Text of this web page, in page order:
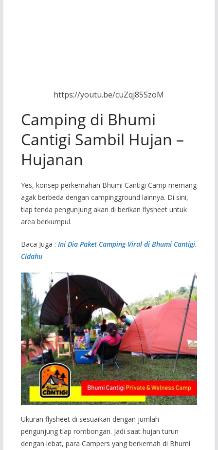
https://youtu.be/cuZqj85SzoM
Camping di Bhumi
Cantigi Sambil Hujan –
Hujanan
Yes, konsep perkemahan Bhumi Cantigi Camp memang
agak berbeda dengan campingground lainnya. Di sini,
tiap tenda pengunjung akan di berikan flysheet untuk
area berkumpul.
Baca Juga : Ini Dia Paket Camping Viral di Bhumi Cantigi.
Cidahu
Ukuran flysheet di sesuaikan dengan jumlah
pengunjung tiap rombongan. Jadi saat hujan turun
dengan lebat, para Campers yang berkemah di Bhumi